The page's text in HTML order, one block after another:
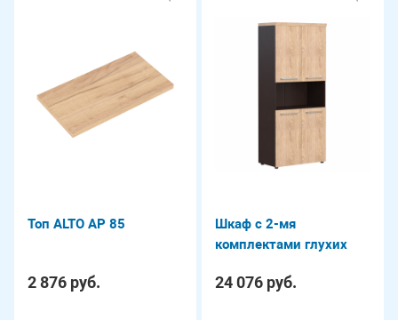
Топ ALTO AP 85
2 876 руб.
Шкаф с 2-мя
комплектами глухих
ALTO AHC 85.4
24 076 руб.